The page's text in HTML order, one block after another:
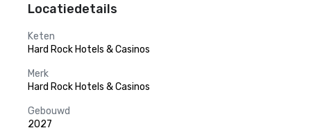
Locatiedetails
Keten
Hard Rock Hotels & Casinos
Merk
Hard Rock Hotels & Casinos
Gebouwd
2027